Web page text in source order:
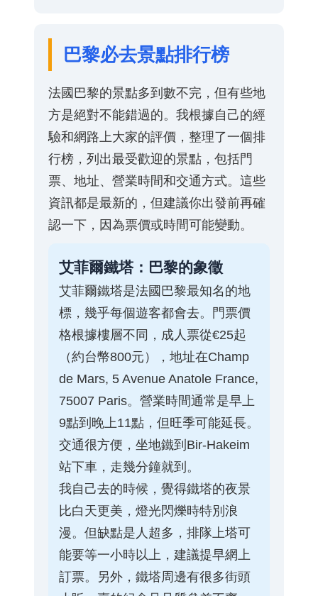
巴黎必去景點排行榜
法國巴黎的景點多到數不完，但有些地
方是絕對不能錯過的。我根據自己的經
驗和網路上大家的評價，整理了一個排
行榜，列出最受歡迎的景點，包括門
票、地址、營業時間和交通方式。這些
資訊都是最新的，但建議你出發前再確
認一下，因為票價或時間可能變動。
艾菲爾鐵塔：巴黎的象徵
艾菲爾鐵塔是法國巴黎最知名的地
標，幾乎每個遊客都會去。門票價
格根據樓層不同，成人票從€25起
（約台幣800元），地址在Champ
de Mars, 5 Avenue Anatole France,
75007 Paris。營業時間通常是早上
9點到晚上11點，但旺季可能延長。
交通很方便，坐地鐵到Bir-Hakeim
站下車，走幾分鐘就到。
我自己去的時候，覺得鐵塔的夜景
比白天更美，燈光閃爍時特別浪
漫。但缺點是人超多，排隊上塔可
能要等一小時以上，建議提早網上
訂票。另外，鐵塔周邊有很多街頭